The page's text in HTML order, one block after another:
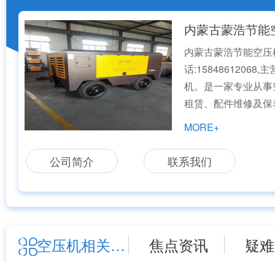
内蒙古蒙浩节
内蒙古蒙浩节能空
话:15848612068,主
机。是一家专业从
租赁、配件维修及
于为市场提供空气
节能企业有健全的
务，主要产品是永
螺杆空压机，固定
MORE+
公司简介 联系我们
空压机相关资讯 焦点资讯 疑